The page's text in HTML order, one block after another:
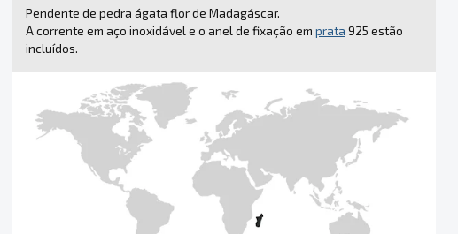
Pendente de pedra ágata flor de Madagáscar.
A corrente em aço inoxidável e o anel de fixação em prata 925 estão
incluídos.